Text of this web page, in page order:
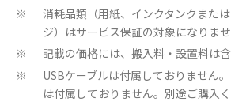
※
消耗品類（用紙、インクタンクまた
ジ）はサービス保証の対象になりませ
※ 記載の価格には、搬入料・設置料は含
※
USBケーブルは付属しておりません
は付属しておりません。別途ご購入く